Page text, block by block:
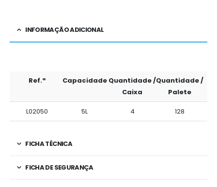
INFORMAÇÃO ADICIONAL
Ref.ª Capacidade Quantidade /
Caixa
Quantidade /
Palete
L02050 5L 4 128
FICHA TÉCNICA
FICHA DE SEGURANÇA